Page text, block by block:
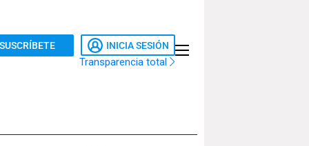
SUSCRÍBETE INICIA SESIÓN
Transparencia total